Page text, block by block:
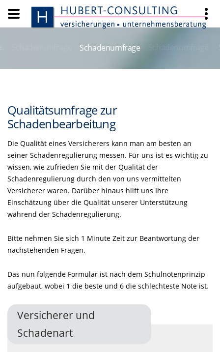
Schadenumfrage
Qualitätsumfrage zur
Schadenbearbeitung
Die Qualität eines Versicherers kann man am besten an
seiner Schadenregulierung messen. Für uns ist es wichtig zu
wissen, wie zufrieden Sie mit der Qualität der
Schadenregulierung durch den von uns vermittelten
Versicherer waren. Darüber hinaus hilft uns Ihre
Einschätzung über die Qualität unserer Unterstützung
während der Schadenregulierung.
Bitte nehmen Sie sich 1 Minute Zeit zur Beantwortung der
nachstehenden Fragen.
Das nun folgende Formular ist nach dem Schulnotenprinzip
aufgebaut, wobei 1 die beste und 6 die schlechteste Note ist.
Versicherer und
Schadenart